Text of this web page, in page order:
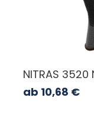
NITRAS 3520
ab 10,68 €